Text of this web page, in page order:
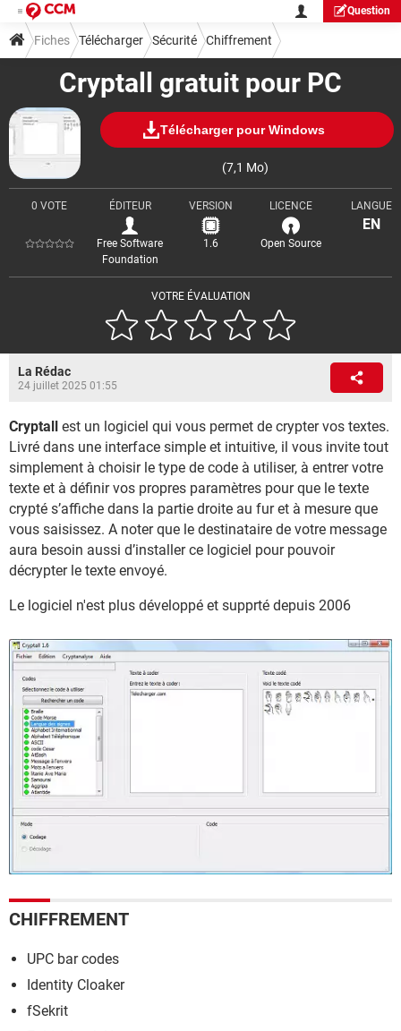
Question
Cryptall gratuit pour PC
Télécharger pour Windows
(7,1 Mo)
VOTRE ÉVALUATION
0 VOTE ÉDITEUR
Free Software
Foundation
VERSION
1.6
LICENCE
Open Source
LANGUE
EN
Fiches Télécharger Sécurité Chiffrement
La Rédac
24 juillet 2025 01:55
Cryptall est un logiciel qui vous permet de crypter vos textes.
Livré dans une interface simple et intuitive, il vous invite tout
simplement à choisir le type de code à utiliser, à entrer votre
texte et à définir vos propres paramètres pour que le texte
crypté s’affiche dans la partie droite au fur et à mesure que
vous saisissez. A noter que le destinataire de votre message
aura besoin aussi d’installer ce logiciel pour pouvoir
décrypter le texte envoyé.
Le logiciel n'est plus développé et supprté depuis 2006
CHIFFREMENT
UPC bar codes
Identity Cloaker
fSekrit